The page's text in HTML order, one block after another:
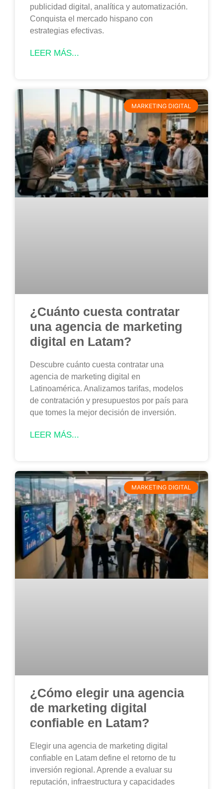
publicidad digital, analítica y automatización.
Conquista el mercado hispano con
estrategias efectivas.
LEER MÁS...
MARKETING DIGITAL
¿Cuánto cuesta contratar
una agencia de marketing
digital en Latam?
Descubre cuánto cuesta contratar una
agencia de marketing digital en
Latinoamérica. Analizamos tarifas, modelos
de contratación y presupuestos por país para
que tomes la mejor decisión de inversión.
LEER MÁS...
MARKETING DIGITAL
¿Cómo elegir una agencia
de marketing digital
confiable en Latam?
Elegir una agencia de marketing digital
confiable en Latam define el retorno de tu
inversión regional. Aprende a evaluar su
reputación, infraestructura y capacidades